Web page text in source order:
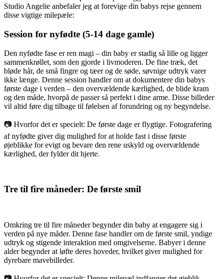
Studio Angelie anbefaler jeg at forevige din babys rejse gennem
disse vigtige milepæle:
Session for nyfødte (5-14 dage gamle)
Den nyfødte fase er ren magi – din baby er stadig så lille og ligger
sammenkrøllet, som den gjorde i livmoderen. De fine træk, det
bløde hår, de små fingre og tæer og de søde, søvnige udtryk varer
ikke længe. Denne session handler om at dokumentere din babys
første dage i verden – den overvældende kærlighed, de blide kram
og den måde, hvorpå de passer så perfekt i dine arme. Disse billeder
vil altid føre dig tilbage til følelsen af forundring og ny begyndelse.
📷 Hvorfor det er specielt: De første dage er flygtige. Fotografering
af nyfødte giver dig mulighed for at holde fast i disse første
øjeblikke for evigt og bevare den rene uskyld og overvældende
kærlighed, der fylder dit hjerte.
Tre til fire måneder: De første smil
Omkring tre til fire måneder begynder din baby at engagere sig i
verden på nye måder. Denne fase handler om de første smil, yndige
udtryk og stigende interaktion med omgivelserne. Babyer i denne
alder begynder at løfte deres hoveder, hvilket giver mulighed for
dyrebare mavebilleder.